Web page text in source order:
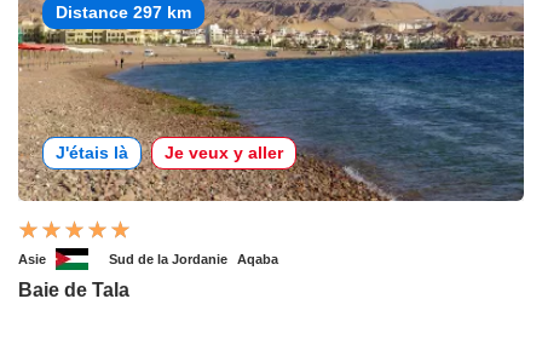
Distance 297 km
J'étais là Je veux y aller
Asie Sud de la Jordanie Aqaba
Baie de Tala